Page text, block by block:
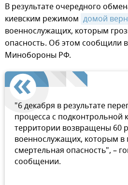
В результате очередного
киевским режимом домой
военнослужащих, которым
опасность. Об этом сообщили
Минобороны РФ.
"6 декабря в результате
процесса с подконтрольной
территории возвращены 60
военнослужащих, которым в
смертельная опасность", –
сообщении.